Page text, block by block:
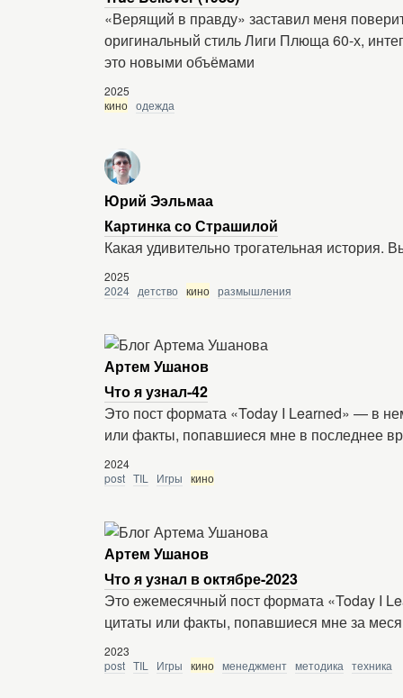
«Верящий в правду» заставил меня
оригинальный стиль Лиги Плюща 60-х,
это новыми объёмами
2025
кино одежда
Юрий Ээльмаа
Картинка со Страшилой
Какая удивительно трогательная история.
2025
2024 детство кино размышления
Артем Ушанов
Что я узнал-42
Это пост формата «Today I Learned» — в
или факты, попавшиеся мне в последнее
2024
post TIL Игры кино
Артем Ушанов
Что я узнал в октябре-2023
Это ежемесячный пост формата «Today I
цитаты или факты, попавшиеся мне за
2023
post TIL Игры кино менеджмент методика техника